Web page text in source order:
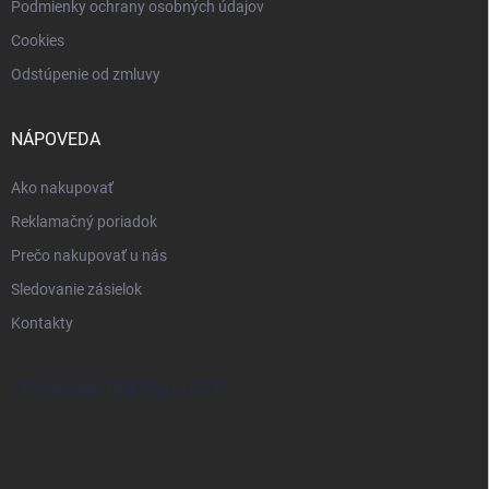
Podmienky ochrany osobných údajov
Cookies
Odstúpenie od zmluvy
NÁPOVEDA
Ako nakupovať
Reklamačný poriadok
Prečo nakupovať u nás
Sledovanie zásielok
Kontakty
PRIJÍMAME ONLINE PLATBY